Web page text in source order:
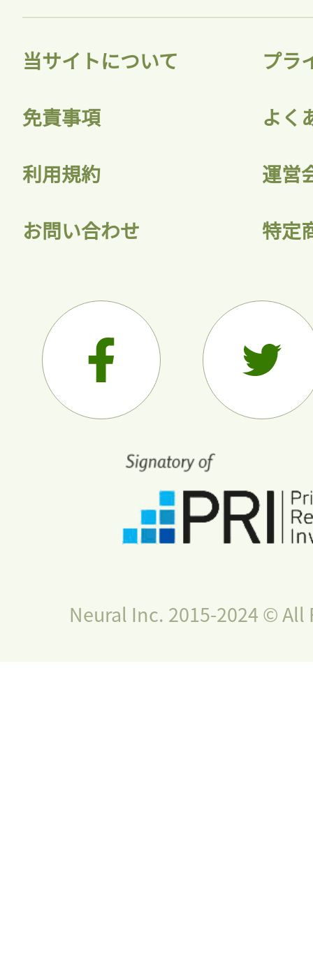
当サイトについて プラ
免責事項 よく
利用規約 運営
お問い合わせ 特定
Neural Inc. 2015-2024 © All